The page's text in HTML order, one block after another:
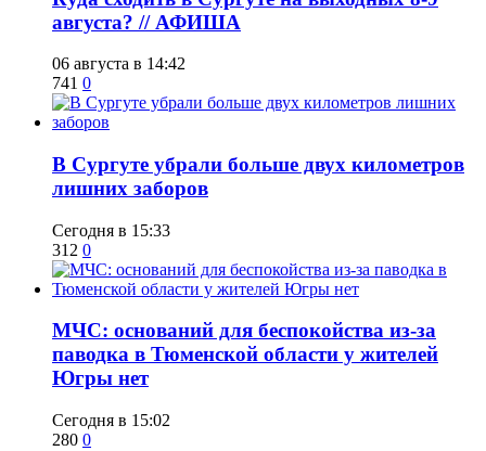
августа? // АФИША
06 августа в 14:42
741 0
​В Сургуте убрали больше двух километров
лишних заборов
Сегодня в 15:33
312 0
​МЧС: оснований для беспокойства из-за
паводка в Тюменской области у жителей
Югры нет
Сегодня в 15:02
280 0